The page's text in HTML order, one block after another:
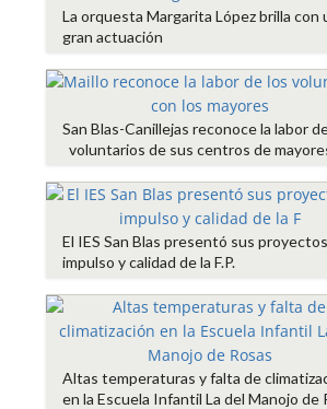
La orquesta Margarita López brilla con
gran actuación
San Blas-Canillejas reconoce la labor
voluntarios de sus centros de
El IES San Blas presentó sus
impulso y calidad de la F.P.
Altas temperaturas y falta de
en la Escuela Infantil La del Manojo de